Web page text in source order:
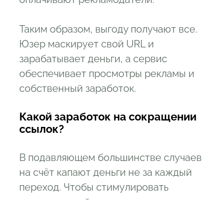
Таким образом, выгоду получают все.
Юзер маскирует свой URL и
зарабатывает деньги, а сервис
обеспечивает просмотры рекламы и
собственный заработок.
Какой заработок на сокращении
ссылок?
В подавляющем большинстве случаев
на счёт капают деньги не за каждый
переход. Чтобы стимулировать